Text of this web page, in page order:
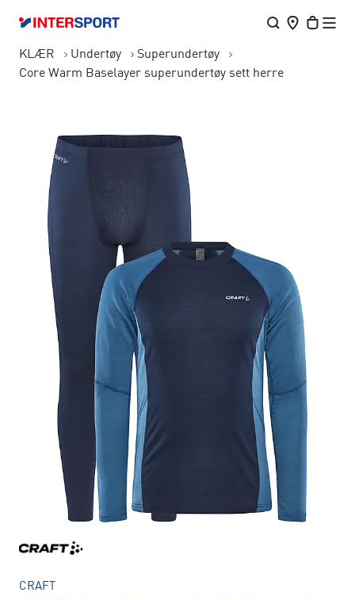
KLÆR Undertøy
Superundertøy
Core Warm Baselayer superundertøy sett herre
CRAFT